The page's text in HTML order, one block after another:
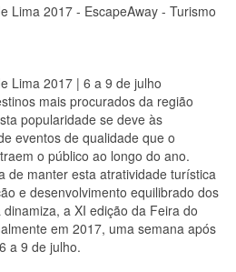
Lima 2017 - EscapeAway - Turismo
Lima 2017 | 6 a 9 de julho
mais procurados da região
popularidade se deve às
eventos de qualidade que o
o público ao longo do ano.
de manter esta atratividade turística
e desenvolvimento equilibrado dos
a XI edição da Feira do
em 2017, uma semana após
a 9 de julho.